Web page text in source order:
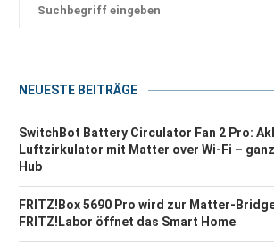
NEUESTE BEITRÄGE
SwitchBot Battery Circulator Fan 2 Pro:
Luftzirkulator mit Matter over Wi-Fi –
Hub
FRITZ!Box 5690 Pro wird zur Matter-
FRITZ!Labor öffnet das Smart Home